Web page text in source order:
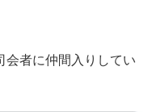
者に仲間入りしてい